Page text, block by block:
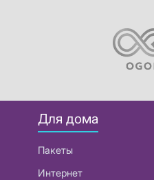
Для дома
Пакеты
Интернет